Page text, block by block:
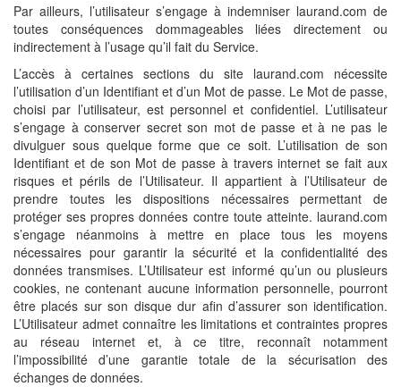
Par ailleurs, l’utilisateur s’engage à indemniser laurand.com de
toutes conséquences dommageables liées directement ou
indirectement à l’usage qu’il fait du Service.
L’accès à certaines sections du site laurand.com nécessite
l’utilisation d’un Identifiant et d’un Mot de passe. Le Mot de passe,
choisi par l’utilisateur, est personnel et confidentiel. L’utilisateur
s’engage à conserver secret son mot de passe et à ne pas le
divulguer sous quelque forme que ce soit. L’utilisation de son
Identifiant et de son Mot de passe à travers internet se fait aux
risques et périls de l’Utilisateur. Il appartient à l’Utilisateur de
prendre toutes les dispositions nécessaires permettant de
protéger ses propres données contre toute atteinte. laurand.com
s’engage néanmoins à mettre en place tous les moyens
nécessaires pour garantir la sécurité et la confidentialité des
données transmises. L’Utilisateur est informé qu’un ou plusieurs
cookies, ne contenant aucune information personnelle, pourront
être placés sur son disque dur afin d’assurer son identification.
L’Utilisateur admet connaître les limitations et contraintes propres
au réseau internet et, à ce titre, reconnaît notamment
l’impossibilité d’une garantie totale de la sécurisation des
échanges de données.